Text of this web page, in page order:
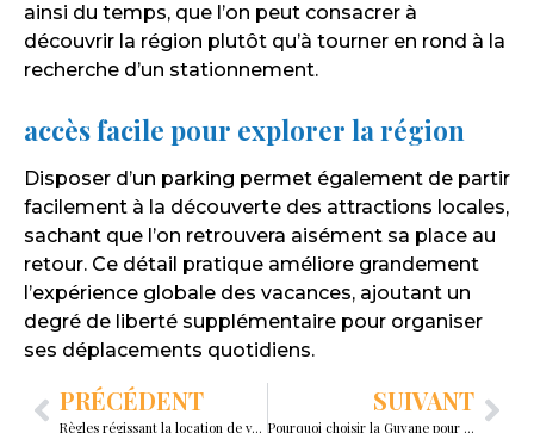
ainsi du temps, que l’on peut consacrer à
découvrir la région plutôt qu’à tourner en rond à la
recherche d’un stationnement.
accès facile pour explorer la région
Disposer d’un parking permet également de partir
facilement à la découverte des attractions locales,
sachant que l’on retrouvera aisément sa place au
retour. Ce détail pratique améliore grandement
l’expérience globale des vacances, ajoutant un
degré de liberté supplémentaire pour organiser
ses déplacements quotidiens.
PRÉCÉDENT
Règles régissant la location de véhicules
SUIVANT
Pourquoi choisir la Guyane pour des vacances hors du commun ?